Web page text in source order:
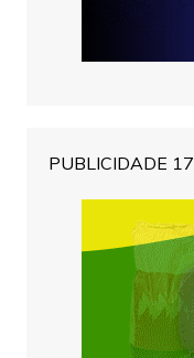
PUBLICIDADE 17